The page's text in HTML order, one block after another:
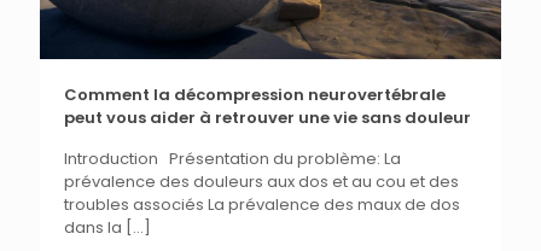
Comment la décompression neurovertébrale
peut vous aider à retrouver une vie sans douleur
Introduction Présentation du problème: La
prévalence des douleurs aux dos et au cou et des
troubles associés La prévalence des maux de dos
dans la […]